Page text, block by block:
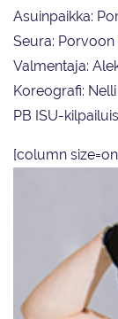
Asuinpaikka:
Seura: Porvoon
Valmentaja:
Koreografi:
PB ISU-
[column